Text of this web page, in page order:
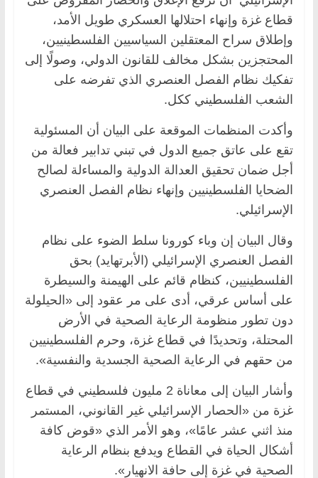
قطاع غزة وإنهاء احتلالها العسكري طويل الأمد،
وإطلاق سراح المعتقلين السياسيين الفلسطينيين،
المحتجزين بشكل مخالف للقانون الدولي، وصولًا إلى
تفكيك نظام الفصل العنصري الذي تفرضه على
الشعب الفلسطيني ككل.
وأكدت المنظمات الموقعة على البيان أن المسئولية
تقع على عاتق جميع الدول في تبني تدابير فعالة من
أجل ضمان تحقيق العدالة الدولية والمساءلة لصالح
الضحايا الفلسطينيين وإنهاء نظام الفصل العنصري
الإسرائيلي.
وقال البيان إن وباء كورونا سلط الضوء على نظام
الفصل العنصري الإسرائيلي (الأبرتهايد) بحق
الفلسطينيين، كنظام قائم على الهيمنة والسيطرة
على أساس عرقي، أدى على مر عقود إلى «الحيلولة
دون تطور منظومة الرعاية الصحية في الأرض
المحتلة، وتحديدًا في قطاع غزة، وحرم الفلسطينيين
من حقهم في الرعاية الصحية الجسدية والنفسية».
وأشار البيان إلى معاناة 2 مليون فلسطيني في قطاع
غزة من «الحصار الإسرائيلي غير القانوني، المستمر
منذ اثني عشر عامًا»، وهو الأمر الذي «قوض كافة
أشكال الحياة في القطاع ويدفع بنظام الرعاية
الصحية في غزة إلى حافة الانهيار».